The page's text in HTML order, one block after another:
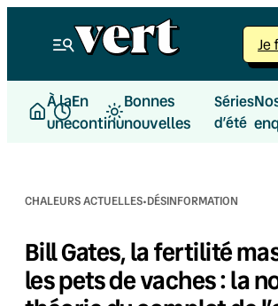
Je
À la
une
En
continu
Bonnes
nouvelles
Séries
d’été
CHALEURS ACTUELLES·DÉSINFORMATION
Bill Gates, la fertilité
les pets de vaches : la